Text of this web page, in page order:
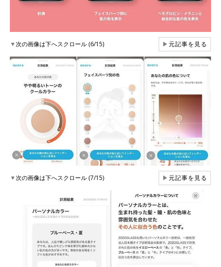
▼次の画像は下へスクロール (6/15) ▶元記事を見る
▼次の画像は下へスクロール (7/15) ▶元記事を見る